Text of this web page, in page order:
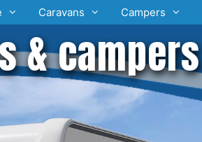
Caravans Campers
& campers